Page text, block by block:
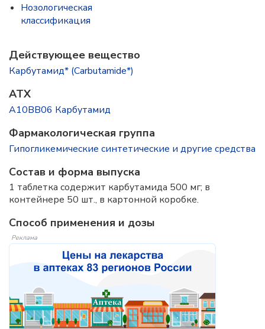
Нозологическая
классификация
Действующее вещество
Карбутамид* (Carbutamide*)
ATX
A10BB06 Карбутамид
Фармакологическая группа
Гипогликемические синтетические и другие средства
Состав и форма выпускa
1 таблетка содержит карбутамида 500 мг; в
контейнере 50 шт., в картонной коробке.
Способ применения и дозы
Реклама